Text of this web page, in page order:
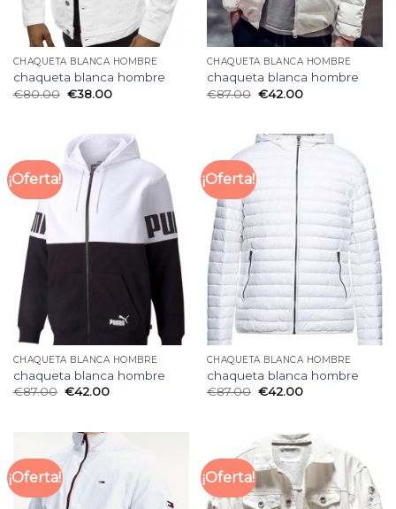
CHAQUETA BLANCA HOMBRE
chaqueta blanca hombre
€80.00 €38.00
CHAQUETA BLANCA HOMBRE
chaqueta blanca hombre
€87.00 €42.00
¡Oferta!
CHAQUETA BLANCA HOMBRE
chaqueta blanca hombre
€87.00 €42.00
¡Oferta!
CHAQUETA BLANCA HOMBRE
chaqueta blanca hombre
€87.00 €42.00
¡Oferta! ¡Oferta!